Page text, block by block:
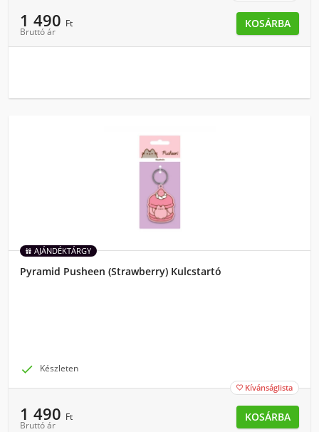
1 490 Ft
Bruttó ár
KOSÁRBA
AJÁNDÉKTÁRGY
Pyramid Pusheen (Strawberry) Kulcstartó
 Készleten
 Kívánságlista
1 490 Ft
Bruttó ár
KOSÁRBA